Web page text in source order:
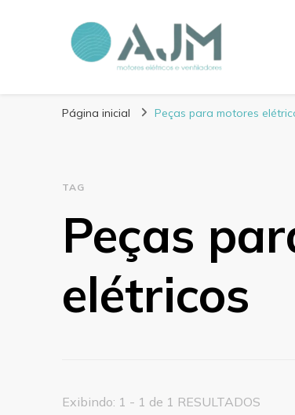
Blog AJM
Página inicial Peças para motores
TAG
Peças
elétricos
Exibindo: 1 - 1 de 1 RESULTADOS